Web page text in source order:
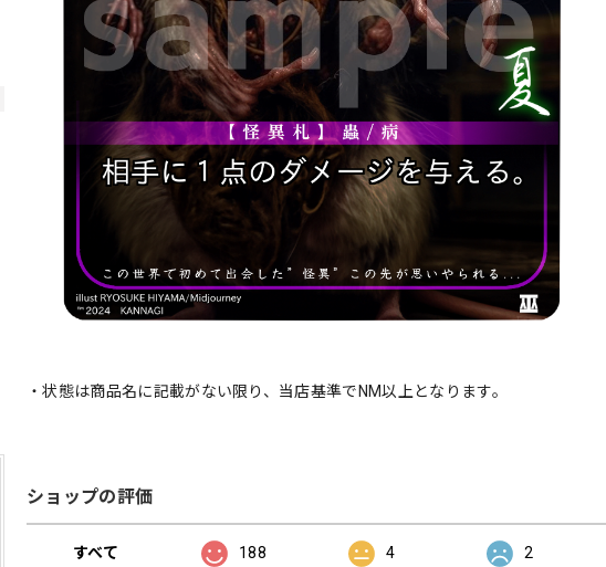
・状態は商品名に記載がない限り、当店基準でNM以上となります。
ショップの評価
すべて 188 4 2